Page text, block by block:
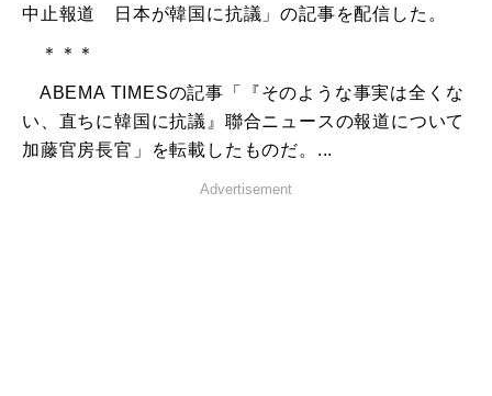
中止報道 日本が韓国に抗議」の記事を配信した。
＊＊＊
ABEMA TIMESの記事「『そのような事実は全くな
い、直ちに韓国に抗議』聯合ニュースの報道について
加藤官房長官」を転載したものだ。...
Advertisement